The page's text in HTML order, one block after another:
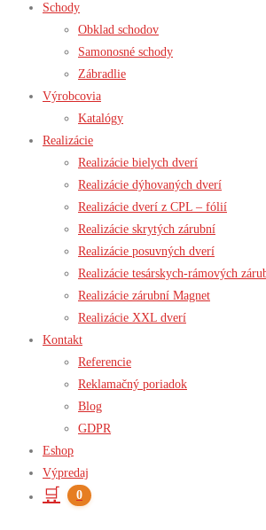
Schody
Obklad schodov
Samonosné schody
Zábradlie
Výrobcovia
Katalógy
Realizácie
Realizácie bielych dverí
Realizácie dýhovaných dverí
Realizácie dverí z CPL – fólií
Realizácie skrytých zárubní
Realizácie posuvných dverí
Realizácie tesárskych-rámových
Realizácie zárubní Magnet
Realizácie XXL dverí
Kontakt
Referencie
Reklamačný poriadok
Blog
GDPR
Eshop
Výpredaj
🛒 0